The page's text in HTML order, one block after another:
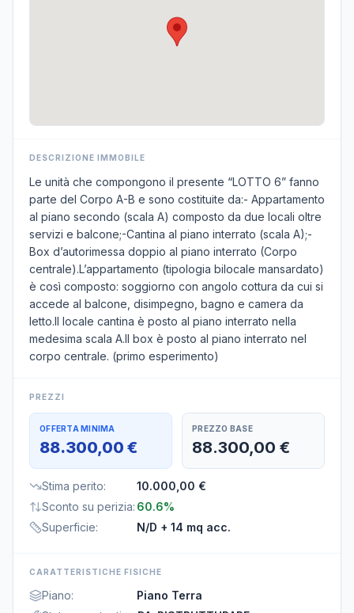
DESCRIZIONE IMMOBILE
Le unità che compongono il presente “LOTTO 6” fanno
parte del Corpo A-B e sono costituite da:- Appartamento
al piano secondo (scala A) composto da due locali oltre
servizi e balcone;-Cantina al piano interrato (scala A);-
Box d’autorimessa doppio al piano interrato (Corpo
centrale).L’appartamento (tipologia bilocale mansardato)
è così composto: soggiorno con angolo cottura da cui si
accede al balcone, disimpegno, bagno e camera da
letto.Il locale cantina è posto al piano interrato nella
medesima scala A.Il box è posto al piano interrato nel
corpo centrale. (primo esperimento)
PREZZI
OFFERTA MINIMA
88.300,00 €
PREZZO BASE
88.300,00 €
Stima perito:
10.000,00 €
Sconto su perizia: 60.6%
Superficie: N/D + 14 mq acc.
CARATTERISTICHE FISICHE
Piano:
Piano Terra